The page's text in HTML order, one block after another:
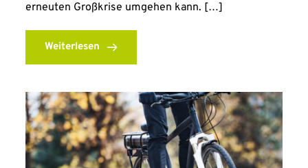
erneuten Großkrise umgehen kann. […]
Weiterlesen